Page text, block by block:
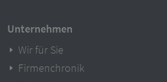
Unternehmen
Wir für Sie
Firmenchronik